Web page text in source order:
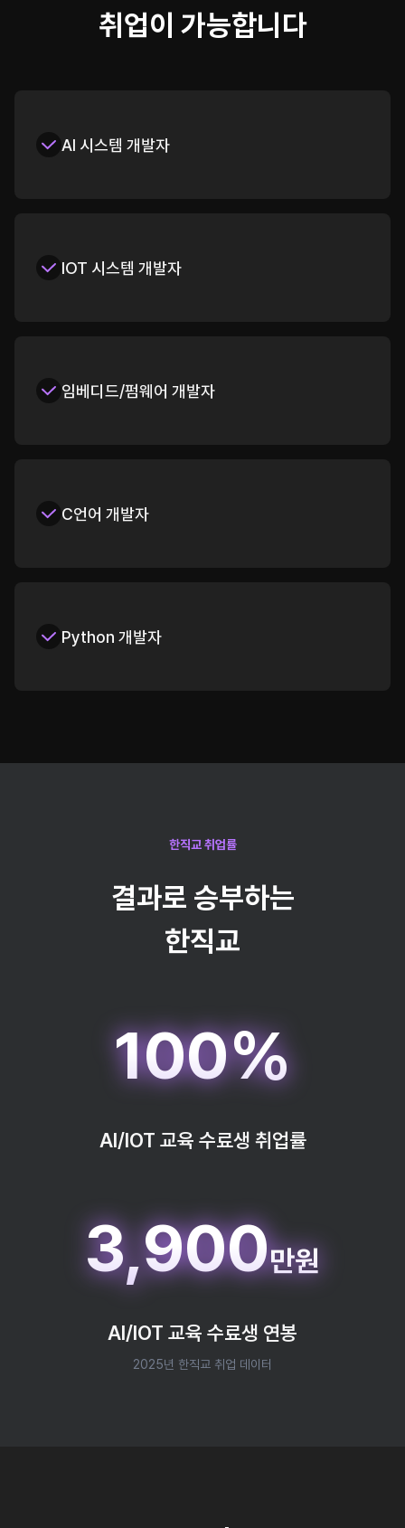
취업이 가능합니다
AI 시스템 개발자
IOT 시스템 개발자
임베디드/펌웨어 개발자
C언어 개발자
Python 개발자
한직교 취업률
결과로 승부하는
한직교
100%
AI/IOT 교육 수료생 취업률
3,900만원
AI/IOT 교육 수료생 연봉
2025년 한직교 취업 데이터